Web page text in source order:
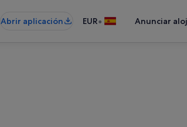
Abrir aplicación EUR• Anunciar